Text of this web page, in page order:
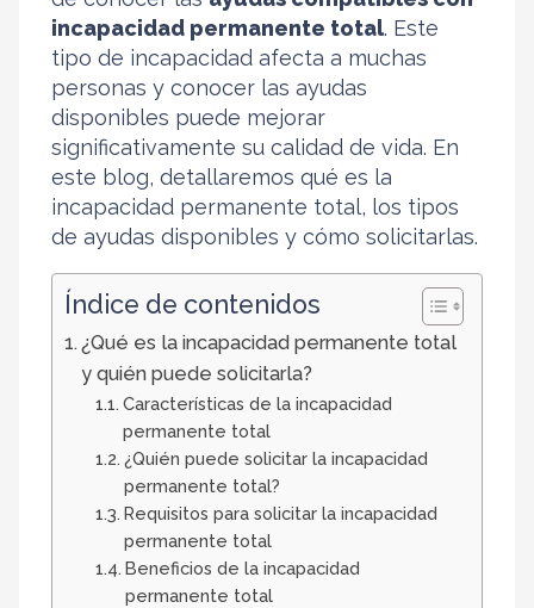
incapacidad permanente total. Este
tipo de incapacidad afecta a muchas
personas y conocer las ayudas
disponibles puede mejorar
significativamente su calidad de vida. En
este blog, detallaremos qué es la
incapacidad permanente total, los tipos
de ayudas disponibles y cómo solicitarlas.
Índice de contenidos
¿Qué es la incapacidad permanente total
y quién puede solicitarla?
Características de la incapacidad
permanente total
¿Quién puede solicitar la incapacidad
permanente total?
Requisitos para solicitar la incapacidad
permanente total
Beneficios de la incapacidad
permanente total